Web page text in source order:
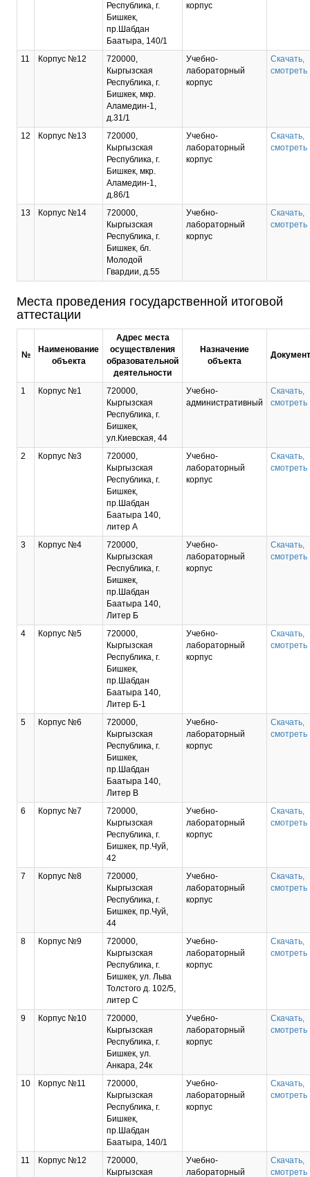
Республика, г.
Бишкек,
пр.Шабдан
Баатыра, 140/1
корпус
11 Корпус №12
720000,
Кыргызская
Республика, г.
Бишкек, мкр.
Аламедин-1,
д.31/1
Учебно-
лабораторный
корпус
Скачать,
смотреть
12 Корпус №13
720000,
Кыргызская
Республика, г.
Бишкек, мкр.
Аламедин-1,
д.86/1
Учебно-
лабораторный
корпус
Скачать,
смотреть
13 Корпус №14
720000,
Кыргызская
Республика, г.
Бишкек, бл.
Молодой
Гвардии, д.55
Учебно-
лабораторный
корпус
Скачать,
смотреть
Места проведения государственной итоговой
аттестации
№
Наименование
объекта
Адрес места
осуществления
образовательной
деятельности
Назначение
объекта
1 Корпус №1
720000,
Кыргызская
Республика, г.
Бишкек,
ул.Киевская, 44
Учебно-
административный
Скачать,
смотреть
2 Корпус №3
720000,
Кыргызская
Республика, г.
Бишкек,
пр.Шабдан
Баатыра 140,
литер А
Учебно-
лабораторный
корпус
Скачать,
смотреть
3 Корпус №4
720000,
Кыргызская
Республика, г.
Бишкек,
пр.Шабдан
Баатыра 140,
Литер Б
Учебно-
лабораторный
корпус
Скачать,
смотреть
4 Корпус №5
720000,
Кыргызская
Республика, г.
Бишкек,
пр.Шабдан
Баатыра 140,
Литер Б-1
Учебно-
лабораторный
корпус
Скачать,
смотреть
5 Корпус №6
720000,
Кыргызская
Республика, г.
Бишкек,
пр.Шабдан
Баатыра 140,
Литер В
Учебно-
лабораторный
корпус
Скачать,
смотреть
6 Корпус №7
720000,
Кыргызская
Республика, г.
Бишкек, пр.Чуй,
42
Учебно-
лабораторный
корпус
Скачать,
смотреть
7 Корпус №8
720000,
Кыргызская
Республика, г.
Бишкек, пр.Чуй,
44
Учебно-
лабораторный
корпус
Скачать,
смотреть
8 Корпус №9
720000,
Кыргызская
Республика, г.
Бишкек, ул. Льва
Толстого д. 102/5,
литер С
Учебно-
лабораторный
корпус
Скачать,
смотреть
9 Корпус №10
720000,
Кыргызская
Республика, г.
Бишкек, ул.
Анкара, 24к
Учебно-
лабораторный
корпус
Скачать,
смотреть
10 Корпус №11
720000,
Кыргызская
Республика, г.
Бишкек,
пр.Шабдан
Баатыра, 140/1
Учебно-
лабораторный
корпус
Скачать,
смотреть
11 Корпус №12
720000,
Кыргызская
Учебно-
лабораторный
Скачать,
смотреть